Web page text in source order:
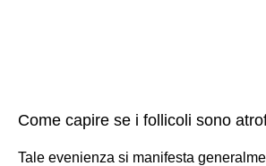
Come capire se i follicoli sono
Tale evenienza si manifesta